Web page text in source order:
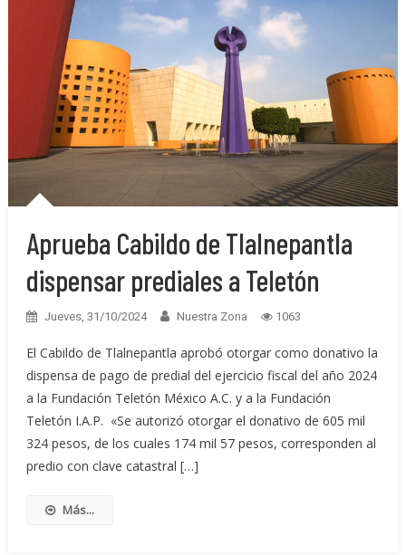
Aprueba Cabildo de Tlalnepantla
dispensar prediales a Teletón
Jueves, 31/10/2024 Nuestra Zona 1063
El Cabildo de Tlalnepantla aprobó otorgar como donativo la
dispensa de pago de predial del ejercicio fiscal del año 2024
a la Fundación Teletón México A.C. y a la Fundación
Teletón I.A.P. «Se autorizó otorgar el donativo de 605 mil
324 pesos, de los cuales 174 mil 57 pesos, corresponden al
predio con clave catastral […]
Más...